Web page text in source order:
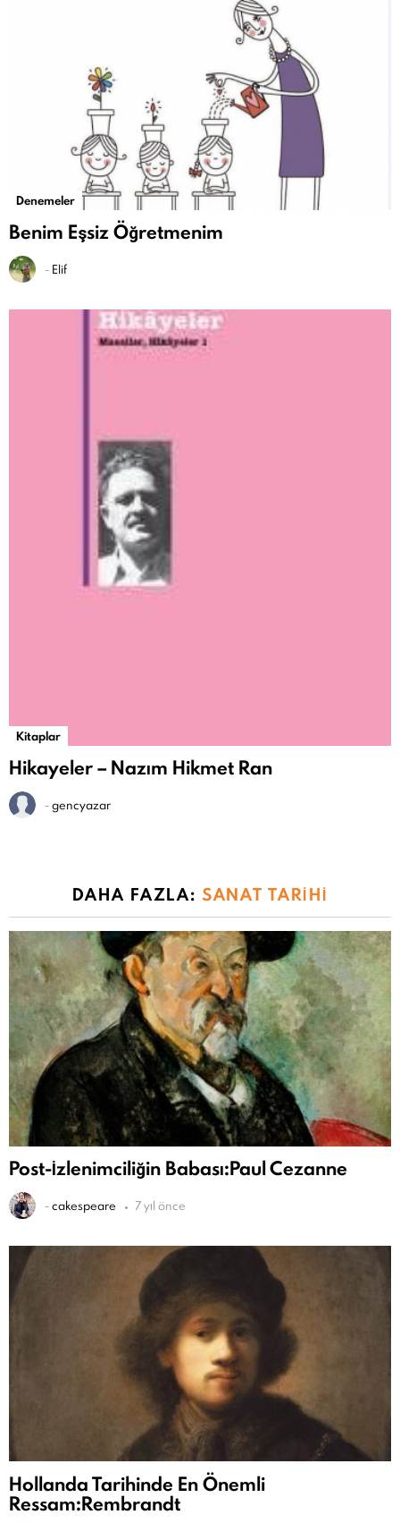
Denemeler
Benim Eşsiz Öğretmenim
- Elif
Kitaplar
Hikayeler – Nazım Hikmet Ran
-gencyazar
DAHA FAZLA: SANAT TARIHI
Post-İzlenimciliğin Babası:Paul Cezanne
-cakespeare 7 yıl önce
Hollanda Tarihinde En Önemli
Ressam:Rembrandt